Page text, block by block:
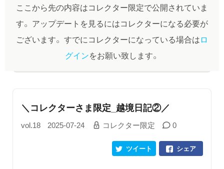
ここから先の内容はコレクター限定で公開されていま
す。 アップデートを見るにはコレクターになる必要が
ございます。 すでにコレクターになっている場合はロ
グインをお願い致します。
＼コレクターさま限定_越境日記②／
vol.18 2025-07-24 コレクター限定 0
シェア
ツイート